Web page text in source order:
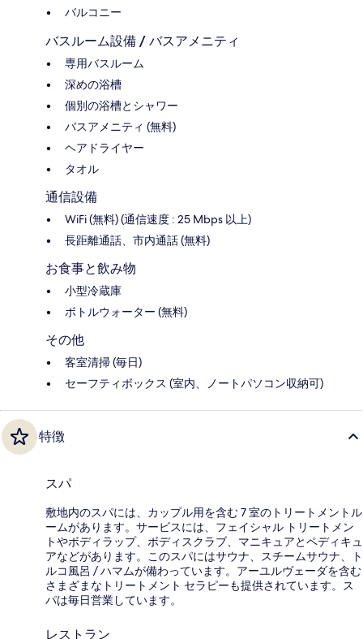
バルコニー
バスルーム設備 / バスアメニティ
専用バスルーム
深めの浴槽
個別の浴槽とシャワー
バスアメニティ (無料)
ヘアドライヤー
タオル
通信設備
WiFi (無料) (通信速度 : 25 Mbps 以上)
長距離通話、市内通話 (無料)
お食事と飲み物
小型冷蔵庫
ボトルウォーター (無料)
その他
客室清掃 (毎日)
セーフティボックス (室内、ノートパソコン収納可)
特徴
スパ
敷地内のスパには、カップル用を含む 7 室のトリートメントル
ームがあります。サービスには、フェイシャル トリートメン
トやボディラップ、ボディスクラブ、マニキュアとペディキュ
アなどがあります。このスパにはサウナ、スチームサウナ、ト
ルコ風呂 / ハマムが備わっています。アーユルヴェーダを含む
さまざまなトリートメント セラピーも提供されています。ス
パは毎日営業しています。
レストラン